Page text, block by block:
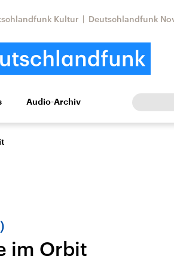
Kultur Deutschlandfunk
Kultur Europa
Audio-Archiv
im Orbit